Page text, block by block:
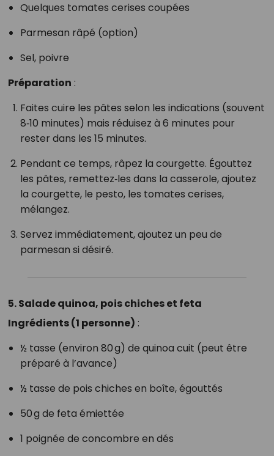
Quelques tomates cerises coupées
Parmesan râpé (option)
Sel, poivre
Préparation :
Faites cuire les pâtes selon les indications (souvent
8‑10 minutes) mais réduisez à 6 minutes pour
rester dans les 15 minutes.
Pendant ce temps, râpez la courgette. Égouttez
les pâtes, remettez‑les dans la casserole, ajoutez
la courgette, le pesto, les tomates cerises,
mélangez.
Servez immédiatement, ajoutez un peu de
parmesan si désiré.
5. Salade quinoa, pois chiches et feta
Ingrédients (1 personne) :
½ tasse (environ 80 g) de quinoa cuit (peut être
préparé à l’avance)
½ tasse de pois chiches en boîte, égouttés
50 g de feta émiettée
1 poignée de concombre en dés